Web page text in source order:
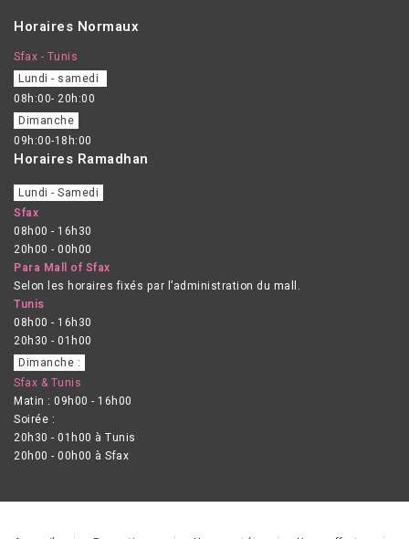
Horaires Normaux
Sfax - Tunis
Lundi - samedi
08h:00- 20h:00
Dimanche
09h:00-18h:00
Horaires Ramadhan
Lundi - Samedi
Sfax
08h00 - 16h30
20h00 - 00h00
Para Mall of Sfax
Selon les horaires fixés par l’administration du mall.
Tunis
08h00 - 16h30
20h30 - 01h00
Dimanche :
Sfax & Tunis
Matin : 09h00 - 16h00
Soirée :
20h30 - 01h00 à Tunis
20h00 - 00h00 à Sfax